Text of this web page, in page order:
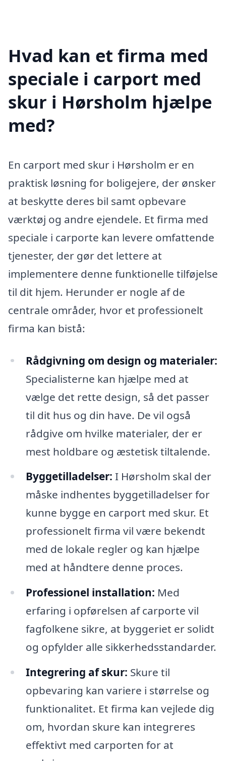
Hvad kan et firma med
speciale i carport med
skur i Hørsholm hjælpe
med?
En carport med skur i Hørsholm er en
praktisk løsning for boligejere, der ønsker
at beskytte deres bil samt opbevare
værktøj og andre ejendele. Et firma med
speciale i carporte kan levere omfattende
tjenester, der gør det lettere at
implementere denne funktionelle tilføjelse
til dit hjem. Herunder er nogle af de
centrale områder, hvor et professionelt
firma kan bistå:
Rådgivning om design og materialer:
Specialisterne kan hjælpe med at
vælge det rette design, så det passer
til dit hus og din have. De vil også
rådgive om hvilke materialer, der er
mest holdbare og æstetisk tiltalende.
Byggetilladelser: I Hørsholm skal der
måske indhentes byggetilladelser for
kunne bygge en carport med skur. Et
professionelt firma vil være bekendt
med de lokale regler og kan hjælpe
med at håndtere denne proces.
Professionel installation: Med
erfaring i opførelsen af carporte vil
fagfolkene sikre, at byggeriet er solidt
og opfylder alle sikkerhedsstandarder.
Integrering af skur: Skure til
opbevaring kan variere i størrelse og
funktionalitet. Et firma kan vejlede dig
om, hvordan skure kan integreres
effektivt med carporten for at